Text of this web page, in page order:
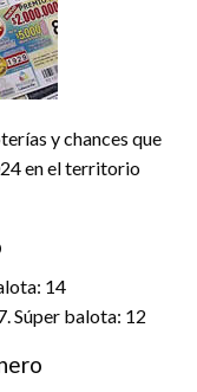
y chances que
en el territorio
14
Súper balota: 12